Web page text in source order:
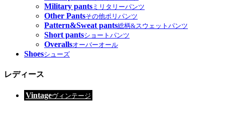
Military pants ミリタリーパンツ
Other Pantsその他ポリパンツ
Pattern&Sweat pants総柄&スウェットパンツ
Short pantsショートパンツ
Overallsオーバーオール
Shoesシューズ
レディース
Vintageヴィンテージ